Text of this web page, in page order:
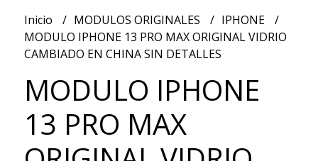
Inicio MODULOS ORIGINALES
IPHONE
MODULO IPHONE 13 PRO MAX ORIGINAL VIDRIO
CAMBIADO EN CHINA SIN DETALLES
MODULO IPHONE
13 PRO MAX